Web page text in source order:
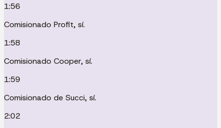
1:56
Comisionado Profit, sí.
1:58
Comisionado Cooper, sí.
1:59
Comisionado de Succi, sí.
2:02